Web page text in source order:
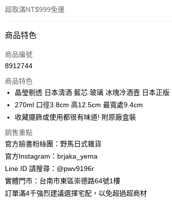
超取滿NT$999免運
付款方式
信用卡一次付款
3 期 0 利率 每期 NT$205
合作金庫商業銀行
第一商業銀行
華南商業銀行
彰化商業銀行
國泰世華商業銀行
臺灣中小企業銀行
匯豐（台灣）商業銀行
聯邦商業銀行
玉山商業銀行
星展（台灣）商業銀行
台新國際商業銀行
中國信託商業銀行
超商取貨付款
Apple Pay
街口支付
悠遊付
Google Pay
商品特色
商品編號
8912744
商品特色
晶瑩剔透 日本清酒 藍芯 玻璃 冰塊冷酒壼 日本正版
270ml 口徑3.8cm 高12.5cm 最寬處9.4cm
收藏擺飾或使用都很有味道! 附原廠盒裝
銷售重點
官方臉書粉絲團：野馬日式雜貨
官方Instagram：brjaka_yema
Line ID 請搜尋：@pwv9196r
實體門市：台南市東區崇德路64號1樓
訂單滿4千強烈建議選擇宅配，以免超過超商材